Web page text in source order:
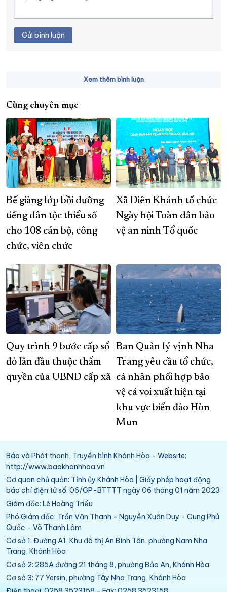
Gửi bình luận
Xem thêm bình luận
Cùng chuyên mục
Bế giảng lớp bồi dưỡng
tiếng dân tộc thiểu số
cho 108 cán bộ, công
chức, viên chức
Xã Diên Khánh tổ chức
Ngày hội Toàn dân bảo
vệ an ninh Tổ quốc
Quy trình 9 bước cấp sổ
đỏ lần đầu thuộc thẩm
quyền của UBND cấp xã
Ban Quản lý vịnh Nha
Trang yêu cầu tổ chức,
cá nhân phối hợp bảo
vệ cá voi xuất hiện tại
khu vực biển đảo Hòn
Mun
Báo và Phát thanh, Truyền hình Khánh Hòa - Website:
http://www.baokhanhhoa.vn
Cơ quan chủ quản: Tỉnh ủy Khánh Hòa | Giấy phép hoạt động
báo chí điện tử số: 06/GP-BTTTT ngày 06 tháng 01 năm 2023
Giám đốc: Lê Hoàng Triều
Phó Giám đốc: Trần Văn Thanh - Nguyễn Xuân Duy - Cung Phú
Quốc - Võ Thanh Lâm
Cơ sở 1: Đường A1, Khu đô thị An Bình Tân, phường Nam Nha
Trang, Khánh Hòa
Cơ sở 2: 285A đường 21 tháng 8, phường Bảo An, Khánh Hòa
Cơ sở 3: 77 Yersin, phường Tây Nha Trang, Khánh Hòa